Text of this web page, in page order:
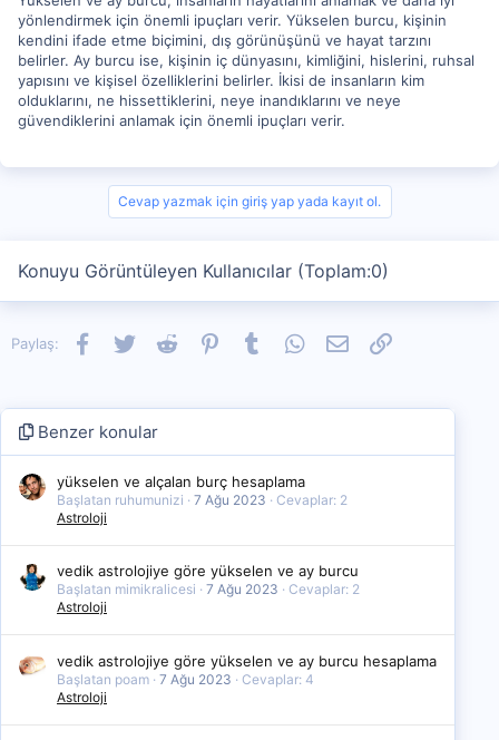
yönlendirmek için önemli ipuçları verir. Yükselen burcu, kişinin
kendini ifade etme biçimini, dış görünüşünü ve hayat tarzını
belirler. Ay burcu ise, kişinin iç dünyasını, kimliğini, hislerini, ruhsal
yapısını ve kişisel özelliklerini belirler. İkisi de insanların kim
olduklarını, ne hissettiklerini, neye inandıklarını ve neye
güvendiklerini anlamak için önemli ipuçları verir.
Cevap yazmak için giriş yap yada kayıt ol.
Konuyu Görüntüleyen Kullanıcılar (Toplam:0)
Paylaş: Facebook
TwitterReddit PinterestTumblrWhatsApp
E-postaLink
Benzer konular
yükselen ve alçalan burç hesaplama
Başlatan ruhumunizi 7 Ağu 2023
Cevaplar: 2
Astroloji
vedik astrolojiye göre yükselen ve ay burcu
Başlatan mimikralicesi 7 Ağu 2023
Cevaplar: 2
Astroloji
vedik astrolojiye göre yükselen ve ay burcu hesaplama
Başlatan poam 7 Ağu 2023
Cevaplar: 4
Astroloji